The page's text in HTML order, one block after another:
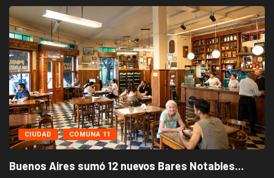
CIUDAD COMUNA 11
Buenos Aires sumó 12 nuevos Bares Notables...